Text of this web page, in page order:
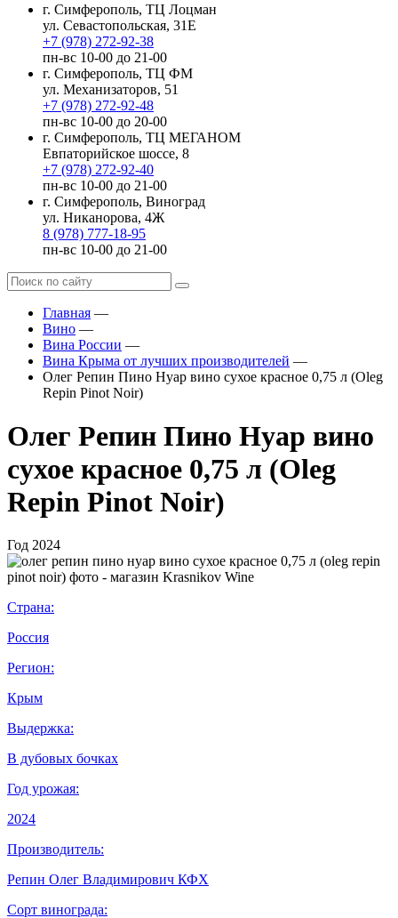
г. Симферополь, ТЦ Лоцман
ул. Севастопольская, 31Е
+7 (978) 272-92-38
пн-вс 10-00 до 21-00
г. Симферополь, ТЦ ФМ
ул. Механизаторов, 51
+7 (978) 272-92-48
пн-вс 10-00 до 20-00
г. Симферополь, ТЦ МЕГАНОМ
Евпаторийское шоссе, 8
+7 (978) 272-92-40
пн-вс 10-00 до 21-00
г. Симферополь, Виноград
ул. Никанорова, 4Ж
8 (978) 777-18-95
пн-вс 10-00 до 21-00
Главная —
Вино —
Вина России —
Вина Крыма от лучших производителей —
Олег Репин Пино Нуар вино сухое красное 0,75 л (Oleg
Repin Pinot Noir)
Олег Репин Пино Нуар вино
сухое красное 0,75 л (Oleg
Repin Pinot Noir)
Год 2024
Страна:
Россия
Регион:
Крым
Выдержка:
В дубовых бочках
Год урожая:
2024
Производитель:
Репин Олег Владимирович КФХ
Сорт винограда: